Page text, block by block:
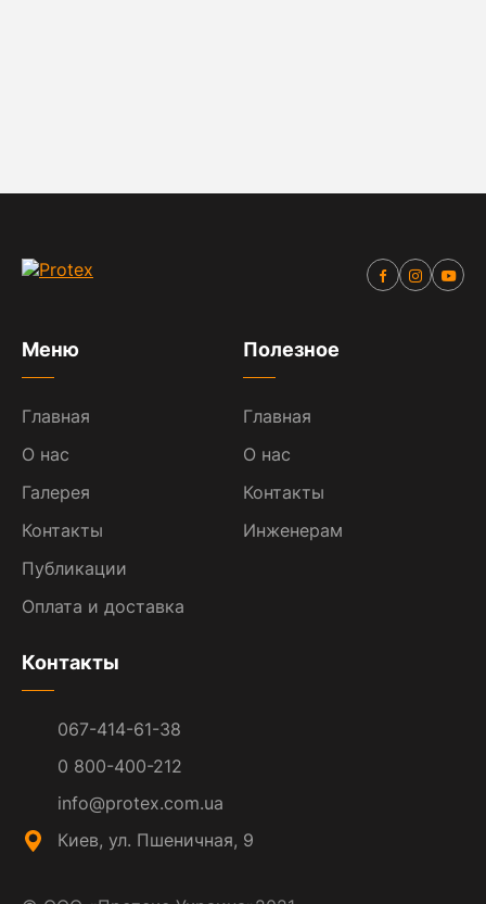
Меню
Главная
О нас
Галерея
Контакты
Публикации
Оплата и доставка
Полезное
Главная
О нас
Контакты
Инженерам
Контакты
067-414-61-38
0 800-400-212
info@protex.com.ua
Киев, ул. Пшеничная, 9